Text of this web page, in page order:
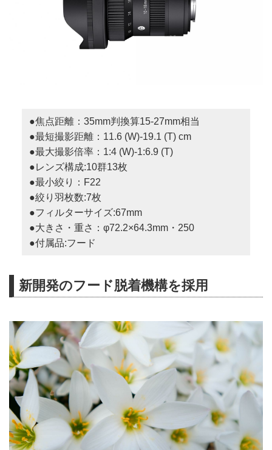
●焦点距離：35mm判換算15-27mm相当
●最短撮影距離：11.6 (W)-19.1 (T) cm
●最大撮影倍率：1:4 (W)-1:6.9 (T)
●レンズ構成:10群13枚
●最小絞り：F22
●絞り羽枚数:7枚
●フィルターサイズ:67mm
●大きさ・重さ：φ72.2×64.3mm・250
●付属品:フード
新開発のフード脱着機構を採用